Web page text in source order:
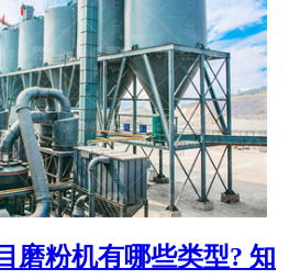
磨粉机有哪些类型? 知